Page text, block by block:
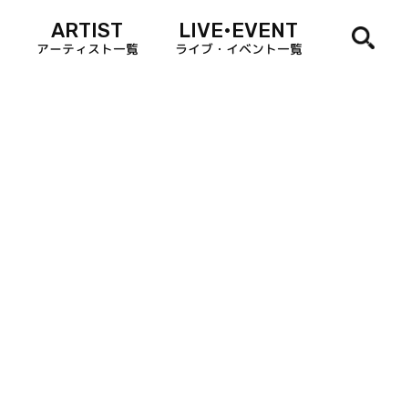
ARTIST
アーティスト一覧
LIVE•EVENT
ライブ・イベント一覧